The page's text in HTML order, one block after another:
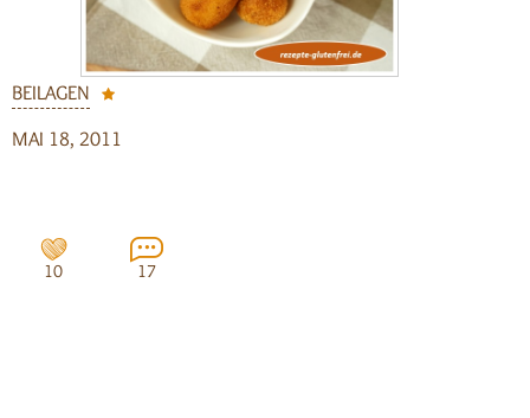
BEILAGEN
MAI 18, 2011
10 17